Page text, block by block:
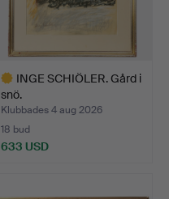
INGE SCHIÖLER. Gård i
snö.
Klubbades 4 aug 2026
18 bud
633 USD